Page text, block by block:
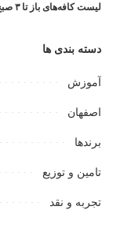
لیست کافه‌های باز تا ۳ صبح
دسته بندی ها
آموزش
اصفهان
برندها
تامین و توزیع
تجربه و نقد